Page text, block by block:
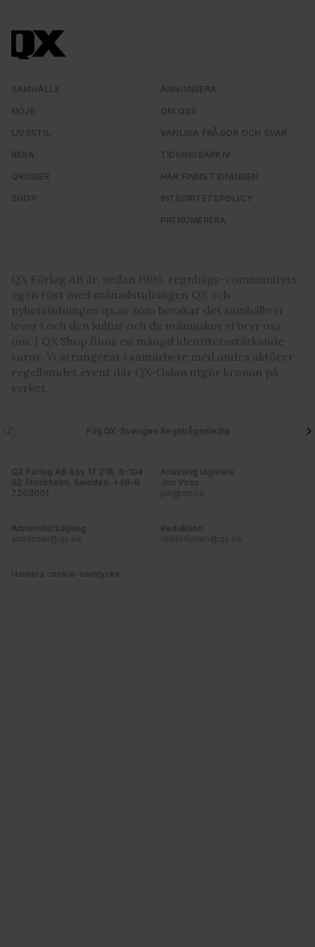
Dessa kan i sin tur kombinera informationen med annan
information som du har tillhandahållit eller som de har
våra cookies vid fortsatt användande av vår webbplats.
SAMHÄLLE
NÖJE
LIVSSTIL
RESA
QRUISER
SHOP
ANNONSERA
OM OSS
VANLIGA FRÅGOR OCH SVAR
TIDNINGSARKIV
HÄR FINNS TIDNINGEN
INTEGRITETSPOLICY
PRENUMERERA
QX Förlag AB är, sedan 1995, regnbågs-communityts
egen röst med månadstidningen QX och
nyhetstidningen qx.se som bevakar det samhälle vi
lever i och den kultur och de människor vi bryr oss
om. I QX Shop finns en mängd identitetsstärkande
varor. Vi arrangerar i samarbete med andra aktörer
regelbundet event där QX-Galan utgör kronan på
verket.
Följ QX-Sveriges Regnbågsmedia
QX Förlag AB Box 17 218, S-104
62 Stockholm, Sweden. +46-8
7203001
Ansvarig utgivare
Jon Voss
jon@qx.se
Annonsförsäljning
annonser@qx.se
Redaktion
redaktionen@qx.se
Hantera cookie-samtycke